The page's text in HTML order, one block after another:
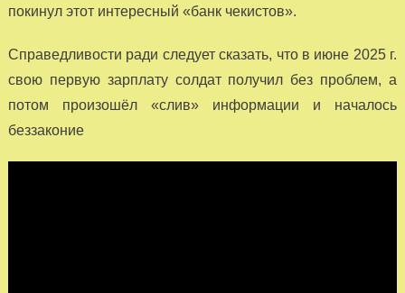
покинул этот интересный «банк чекистов».
Справедливости ради следует сказать, что в июне 2025 г.
свою первую зарплату солдат получил без проблем, а
потом произошёл «слив» информации и началось
беззаконие